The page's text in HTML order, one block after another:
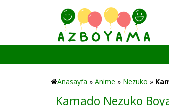
Anasayfa » Anime » Nezuko »
Kamado Nezuko